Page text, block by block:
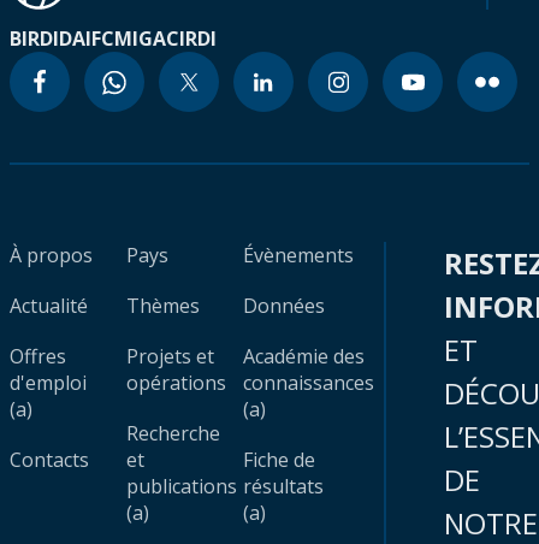
BIRDIDAIFCMIGACIRDI
À propos
Actualité
Offres
d'emploi
(a)
Contacts
Pays
Thèmes
Projets et
opérations
Recherche
et
publications
(a)
Évènements
Données
Académie des
connaissances
(a)
Fiche de
résultats
(a)
ET
DE
NOTRE